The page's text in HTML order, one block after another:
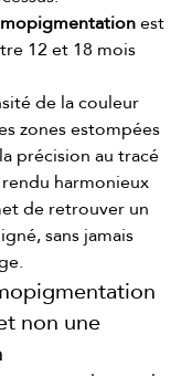
est
12 et 18 mois
de la couleur
zones estompées
précision au tracé
harmonieux
de retrouver un
sans jamais
non une